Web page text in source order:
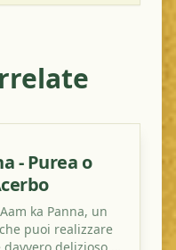
- Purea o
ka Panna, un
puoi realizzare